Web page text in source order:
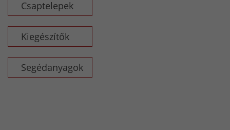
Csaptelepek
Kiegészítők
Segédanyagok